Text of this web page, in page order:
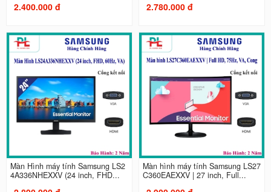
2.400.000 đ 2.780.000 đ
Màn Hình máy tính Samsung LS2
4A336NHEXXV (24 inch, FHD...
Màn hình máy tính Samsung LS27
C360EAEXXV | 27 inch, Full...